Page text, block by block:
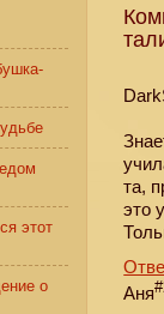
та,
это
Аня
этот
о